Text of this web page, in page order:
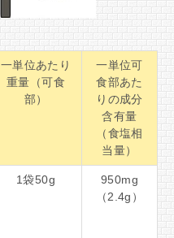
一単位あたり
重量（可食
部）
一単位可
食部あた
りの成分
含有量
（食塩相
当量）
1袋50g
950mg
（2.4g）